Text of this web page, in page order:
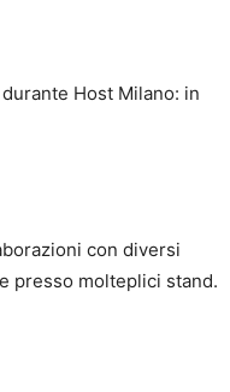
Host Milano: in
con diversi
presso molteplici stand.